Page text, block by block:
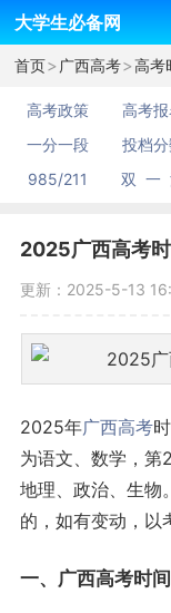
大学生必备网
首页> 广西高考>高考
高考政策 高考报
一分一段
投档分
985/211
双 一
2025广西高考
更新：2025-5-13
2025年广西高考
为语文、数学，第
地理、政治、生物
的，如有变动，以
一、广西高考时间